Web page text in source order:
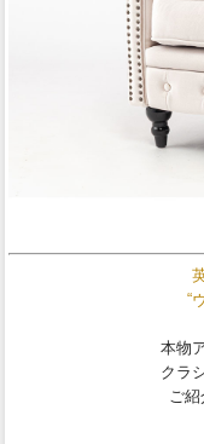
“
本物
クラ
ご